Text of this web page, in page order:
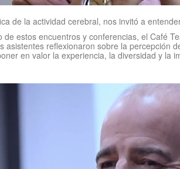
de la actividad cerebral, nos invitó a
de estos encuentros y conferencias, el Café
asistentes reflexionaron sobre la percepción
en valor la experiencia, la diversidad y la